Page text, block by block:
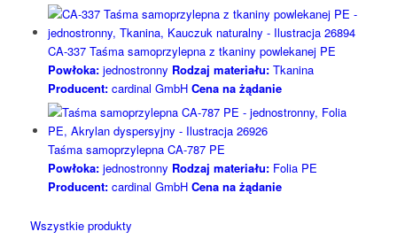
CA-337 Taśma samoprzylepna z tkaniny powlekanej PE
Powłoka:jednostronny Rodzaj materiału:Tkanina
Producent:cardinal GmbH Cena na żądanie
Taśma samoprzylepna CA-787 PE
Powłoka:jednostronny Rodzaj materiału:Folia PE
Producent:cardinal GmbH Cena na żądanie
Wszystkie produkty